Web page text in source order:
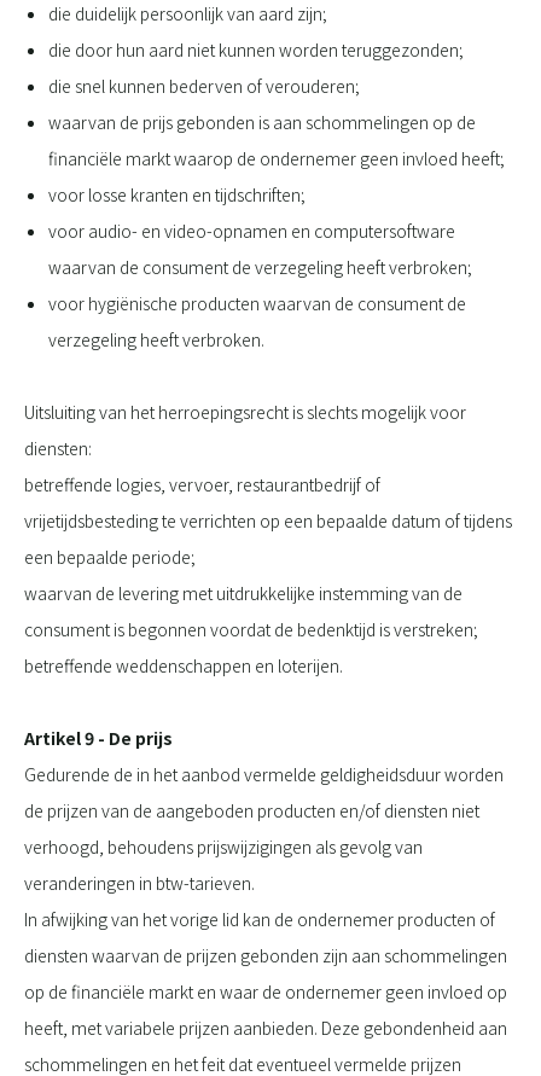
die duidelijk persoonlijk van aard zijn;
die door hun aard niet kunnen worden teruggezonden;
die snel kunnen bederven of verouderen;
waarvan de prijs gebonden is aan schommelingen op de
financiële markt waarop de ondernemer geen invloed heeft;
voor losse kranten en tijdschriften;
voor audio- en video-opnamen en computersoftware
waarvan de consument de verzegeling heeft verbroken;
voor hygiënische producten waarvan de consument de
verzegeling heeft verbroken.
Uitsluiting van het herroepingsrecht is slechts mogelijk voor
diensten:
betreffende logies, vervoer, restaurantbedrijf of
vrijetijdsbesteding te verrichten op een bepaalde datum of tijdens
een bepaalde periode;
waarvan de levering met uitdrukkelijke instemming van de
consument is begonnen voordat de bedenktijd is verstreken;
betreffende weddenschappen en loterijen.
Artikel 9 - De prijs
Gedurende de in het aanbod vermelde geldigheidsduur worden
de prijzen van de aangeboden producten en/of diensten niet
verhoogd, behoudens prijswijzigingen als gevolg van
veranderingen in btw-tarieven.
In afwijking van het vorige lid kan de ondernemer producten of
diensten waarvan de prijzen gebonden zijn aan schommelingen
op de financiële markt en waar de ondernemer geen invloed op
heeft, met variabele prijzen aanbieden. Deze gebondenheid aan
schommelingen en het feit dat eventueel vermelde prijzen